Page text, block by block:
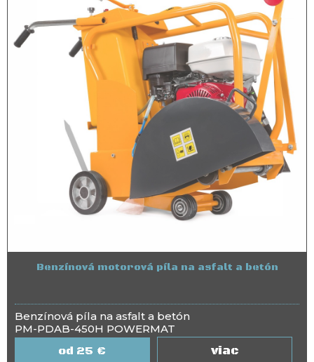
Benzínová motorová píla na asfalt a betón
Benzínová píla na asfalt a betón
PM-PDAB-450H POWERMAT
25 € viac